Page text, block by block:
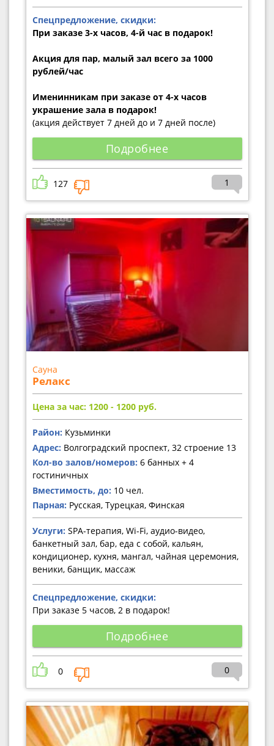
Спецпредложение, скидки:
При заказе 3-х часов, 4-й час в подарок!
Акция для пар, малый зал всего за 1000
рублей/час
Именинникам при заказе от 4-х часов
украшение зала в подарок!
(акция действует 7 дней до и 7 дней после)
Подробнее
127 1
Сауна
Релакс
Цена за час: 1200 - 1200 руб.
Район: Кузьминки
Адрес: Волгоградский проспект, 32 строение 13
Кол-во залов/номеров: 6 банных + 4
гостиничных
Вместимость, до: 10 чел.
Парная: Русская, Турецкая, Финская
Услуги: SPA-терапия, Wi-Fi, аудио-видео,
банкетный зал, бар, еда с собой, кальян,
кондиционер, кухня, мангал, чайная церемония,
веники, банщик, массаж
Спецпредложение, скидки:
При заказе 5 часов, 2 в подарок!
Подробнее
0 0